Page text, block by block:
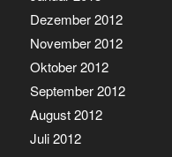
Dezember 2012
November 2012
Oktober 2012
September 2012
August 2012
Juli 2012